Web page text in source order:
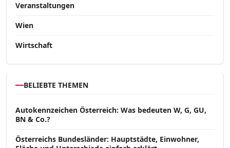
Veranstaltungen
Wien
Wirtschaft
BELIEBTE THEMEN
Autokennzeichen Österreich: Was bedeuten W, G, GU,
BN & Co.?
Österreichs Bundesländer: Hauptstädte, Einwohner,